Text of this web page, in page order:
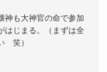
神も大神官の命で参加
はじまる。（まずは全
笑）